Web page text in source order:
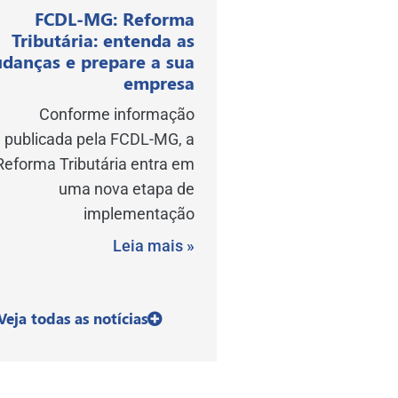
FCDL-MG: Reforma
Tributária: entenda as
e prepare a sua
empresa
Conforme informação
publicada pela FCDL-MG, a
Tributária entra em
uma nova etapa de
implementação
Leia mais »
todas as notícias